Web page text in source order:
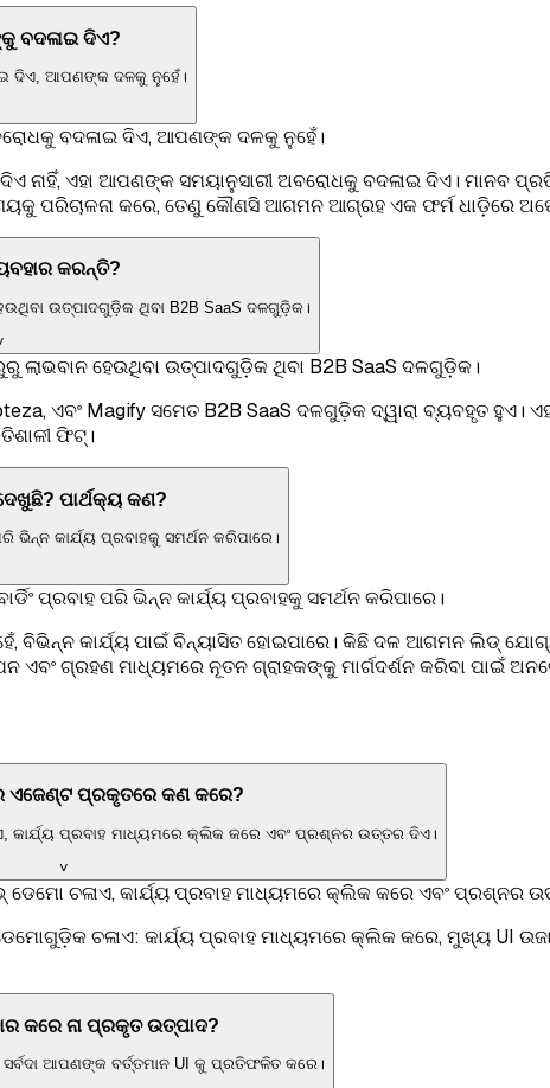
ବଦଳାଇ ଦିଏ?
ଦିଏ, ଆପଣଙ୍କ ଦଳକୁ ନୁହେଁ।
ବଦଳାଇ ଦିଏ, ଆପଣଙ୍କ ଦଳକୁ ନୁହେଁ।
ଏହା ଆପଣଙ୍କ ସମୟାନୁସାରୀ ଅବରୋଧକୁ ବଦଳାଇ ଦିଏ। ମାନବ
ପରିଚାଳନା କରେ, ତେଣୁ କୌଣସି ଆଗମନ ଆଗ୍ରହ ଏକ ଫର୍ମ ଧାଡ଼ିରେ
କରନ୍ତି?
ଉତ୍ପାଦଗୁଡ଼ିକ ଥିବା B2B SaaS ଦଳଗୁଡ଼ିକ।
ଲାଭବାନ ହେଉଥିବା ଉତ୍ପାଦଗୁଡ଼ିକ ଥିବା B2B SaaS ଦଳଗୁଡ଼ିକ।
ଏବଂ Magify ସମେତ B2B SaaS ଦଳଗୁଡ଼ିକ ଦ୍ୱାରା ବ୍ୟବହୃତ
ଫିଟ୍।
ପାର୍ଥକ୍ୟ କଣ?
ଭିନ୍ନ କାର୍ଯ୍ୟ ପ୍ରବାହକୁ ସମର୍ଥନ କରିପାରେ।
ପ୍ରବାହ ପରି ଭିନ୍ନ କାର୍ଯ୍ୟ ପ୍ରବାହକୁ ସମର୍ଥନ କରିପାରେ।
ବିଭିନ୍ନ କାର୍ଯ୍ୟ ପାଇଁ ବିନ୍ୟାସିତ ହୋଇପାରେ। କିଛି ଦଳ ଆଗମନ ଲିଡ୍
ଏବଂ ଗ୍ରହଣ ମାଧ୍ୟମରେ ନୂତନ ଗ୍ରାହକଙ୍କୁ ମାର୍ଗଦର୍ଶନ କରିବା ପାଇଁ
ଏଜେଣ୍ଟ ପ୍ରକୃତରେ କଣ କରେ?
କାର୍ଯ୍ୟ ପ୍ରବାହ ମାଧ୍ୟମରେ କ୍ଲିକ କରେ ଏବଂ ପ୍ରଶ୍ନର ଉତ୍ତର ଦିଏ।
˅
ଡେମୋ ଚଳାଏ, କାର୍ଯ୍ୟ ପ୍ରବାହ ମାଧ୍ୟମରେ କ୍ଲିକ କରେ ଏବଂ ପ୍ରଶ୍ନର
ଚଳାଏ: କାର୍ଯ୍ୟ ପ୍ରବାହ ମାଧ୍ୟମରେ କ୍ଲିକ କରେ, ମୁଖ୍ୟ
କରେ ନା ପ୍ରକୃତ ଉତ୍ପାଦ?
ଆପଣଙ୍କ ବର୍ତ୍ତମାନ UI କୁ ପ୍ରତିଫଳିତ କରେ।